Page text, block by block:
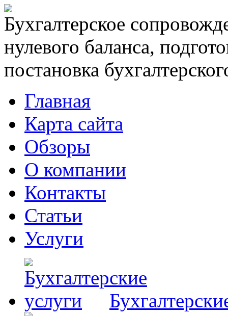
Бухгалтерское
нулевого баланса,
постановка
Главная
Карта сайта
Обзоры
О компании
Контакты
Статьи
Услуги